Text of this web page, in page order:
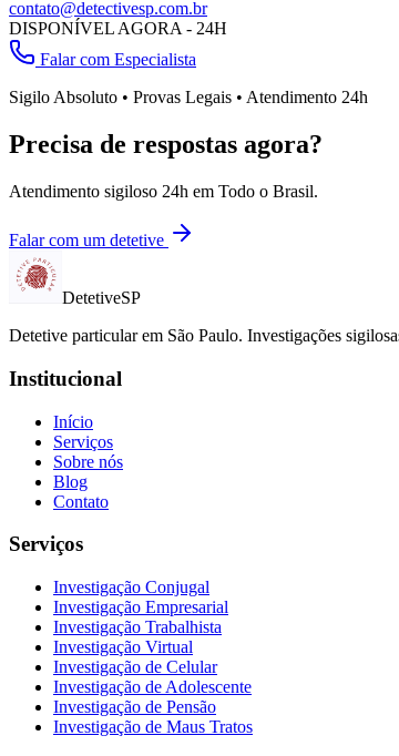
contato@detectivesp.com.br
DISPONÍVEL AGORA - 24H
Falar com Especialista
Sigilo Absoluto • Provas Legais • Atendimento 24h
Precisa de respostas agora?
Atendimento sigiloso 24h em Todo o Brasil.
Falar com um detetive
DetetiveSP
Detetive particular em São Paulo. Investigações
Institucional
Início
Serviços
Sobre nós
Blog
Contato
Serviços
Investigação Conjugal
Investigação Empresarial
Investigação Trabalhista
Investigação Virtual
Investigação de Celular
Investigação de Adolescente
Investigação de Pensão
Investigação de Maus Tratos